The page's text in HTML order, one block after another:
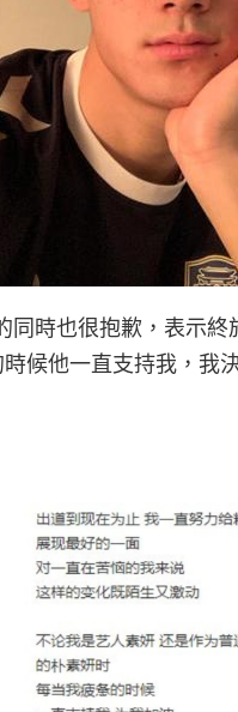
同時也很抱歉，表示終
候他一直支持我，我